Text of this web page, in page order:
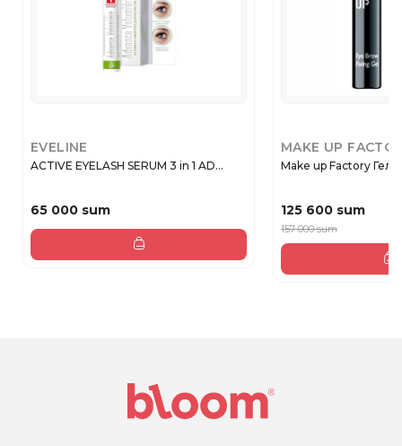
EVELINE
ACTIVE EYELASH SERUM 3 in 1 AD...
65 000 sum
MAKE UP
Make up Factory
125 600 sum
157 000 sum